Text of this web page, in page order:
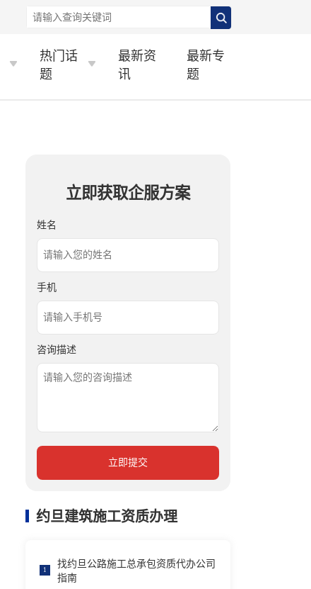
热门话
题
最新资
讯
最新专
题
立即获取企服方案
姓名
手机
咨询描述
立即提交
约旦建筑施工资质办理
1
找约旦公路施工总承包资质代办公司
指南